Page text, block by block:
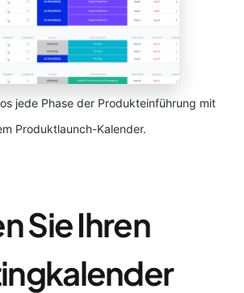
jede Phase der Produkteinführung mit
Produktlaunch-Kalender.
Sie Ihren